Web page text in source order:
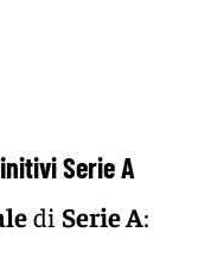
Serie A
di Serie A: